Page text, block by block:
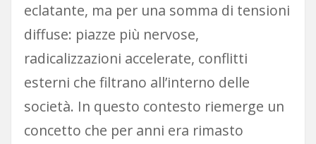
eclatante, ma per una somma di tensioni
diffuse: piazze più nervose,
radicalizzazioni accelerate, conflitti
esterni che filtrano all’interno delle
società. In questo contesto riemerge un
concetto che per anni era rimasto